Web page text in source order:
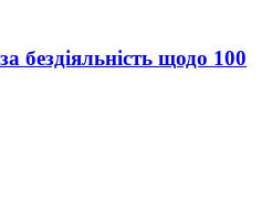
бездіяльність щодо 100